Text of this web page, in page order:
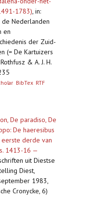
1783), in:
de Nederlanden
en
der Zuid-
(= De Kartuizers
& A. J. H.
BibTex RTF
De paradiso, De
De haeresibus
derde van
1413-16 —
uit Diestse
Diest,
1983,
Cronycke, 6)